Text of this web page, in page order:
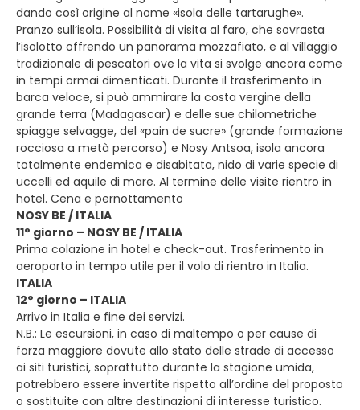
dando così origine al nome «isola delle tartarughe».
Pranzo sull’isola. Possibilità di visita al faro, che sovrasta
l’isolotto offrendo un panorama mozzafiato, e al villaggio
tradizionale di pescatori ove la vita si svolge ancora come
in tempi ormai dimenticati. Durante il trasferimento in
barca veloce, si può ammirare la costa vergine della
grande terra (Madagascar) e delle sue chilometriche
spiagge selvagge, del «pain de sucre» (grande formazione
rocciosa a metà percorso) e Nosy Antsoa, isola ancora
totalmente endemica e disabitata, nido di varie specie di
uccelli ed aquile di mare. Al termine delle visite rientro in
hotel. Cena e pernottamento
NOSY BE / ITALIA
11° giorno – NOSY BE / ITALIA
Prima colazione in hotel e check-out. Trasferimento in
aeroporto in tempo utile per il volo di rientro in Italia.
ITALIA
12° giorno – ITALIA
Arrivo in Italia e fine dei servizi.
N.B.: Le escursioni, in caso di maltempo o per cause di
forza maggiore dovute allo stato delle strade di accesso
ai siti turistici, soprattutto durante la stagione umida,
potrebbero essere invertite rispetto all’ordine del proposto
o sostituite con altre destinazioni di interesse turistico.